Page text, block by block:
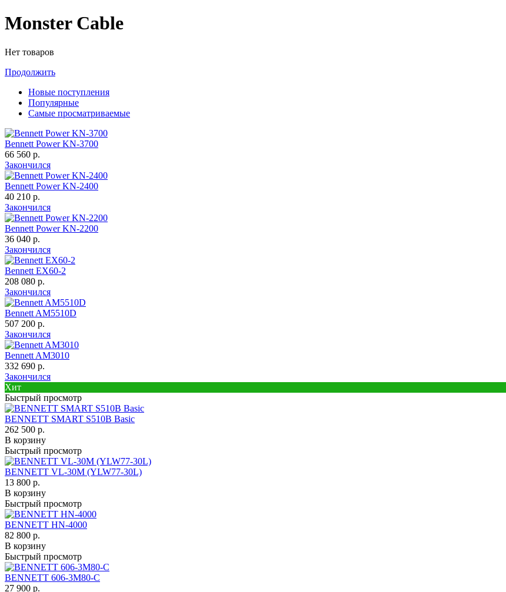
Monster Cable
Нет товаров
Продолжить
Новые поступления
Популярные
Самые просматриваемые
Bennett Power KN-3700
66 560 р.
Закончился
Bennett Power KN-2400
40 210 р.
Закончился
Bennett Power KN-2200
36 040 р.
Закончился
Bennett EX60-2
208 080 р.
Закончился
Bennett AM5510D
507 200 р.
Закончился
Bennett AM3010
332 690 р.
Закончился
Хит
Быстрый просмотр
BENNETT SMART S510B Basic
262 500 р.
В корзину
Быстрый просмотр
BENNETT VL-30M (YLW77-30L)
13 800 р.
В корзину
Быстрый просмотр
BENNETT HN-4000
82 800 р.
В корзину
Быстрый просмотр
BENNETT 606-3M80-C
27 900 р.